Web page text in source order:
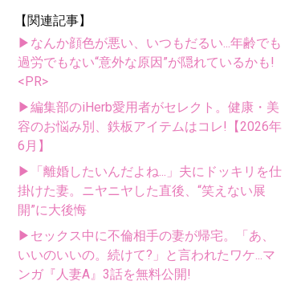
【関連記事】
▶なんか顔色が悪い、いつもだるい...年齢でも
過労でもない“意外な原因”が隠れているかも!
<PR>
▶編集部のiHerb愛用者がセレクト。健康・美
容のお悩み別、鉄板アイテムはコレ!【2026年
6月】
▶「離婚したいんだよね...」夫にドッキリを仕
掛けた妻。ニヤニヤした直後、“笑えない展
開”に大後悔
▶セックス中に不倫相手の妻が帰宅。「あ、
いいのいいの。続けて?」と言われたワケ...マ
ンガ『人妻A』3話を無料公開!